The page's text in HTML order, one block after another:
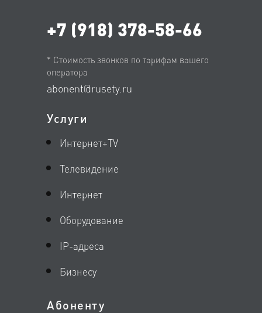
+7 (918) 378-58-66
* Стоимость звонков по тарифам вашего
оператора
abonent@rusety.ru
Услуги
Интернет+TV
Телевидение
Интернет
Оборудование
IP-адреса
Бизнесу
Абоненту